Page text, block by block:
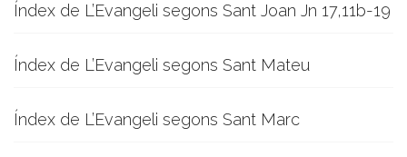
Índex de L’Evangeli segons Sant Joan Jn 17,11b-19
Índex de L’Evangeli segons Sant Mateu
Índex de L’Evangeli segons Sant Marc